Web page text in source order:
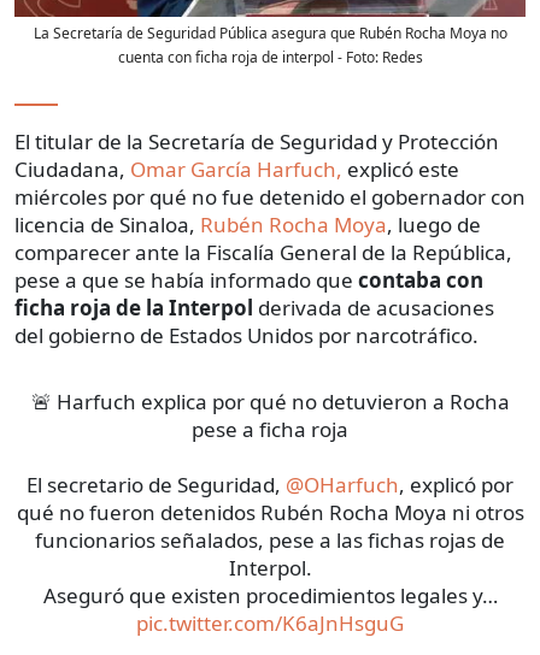
La Secretaría de Seguridad Pública asegura que Rubén Rocha Moya no
cuenta con ficha roja de interpol - Foto: Redes
El titular de la Secretaría de Seguridad y Protección
Ciudadana, Omar García Harfuch, explicó este
miércoles por qué no fue detenido el gobernador con
licencia de Sinaloa, Rubén Rocha Moya, luego de
comparecer ante la Fiscalía General de la República,
pese a que se había informado que contaba con
ficha roja de la Interpol derivada de acusaciones
del gobierno de Estados Unidos por narcotráfico.
🚨 Harfuch explica por qué no detuvieron a Rocha
pese a ficha roja
El secretario de Seguridad, @OHarfuch, explicó por
qué no fueron detenidos Rubén Rocha Moya ni otros
funcionarios señalados, pese a las fichas rojas de
Interpol.
Aseguró que existen procedimientos legales y…
pic.twitter.com/K6aJnHsguG